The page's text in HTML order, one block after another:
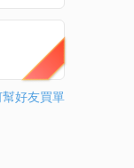
好友買單